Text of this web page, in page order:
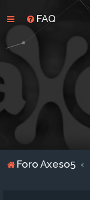
FAQ
Foro Axeso5